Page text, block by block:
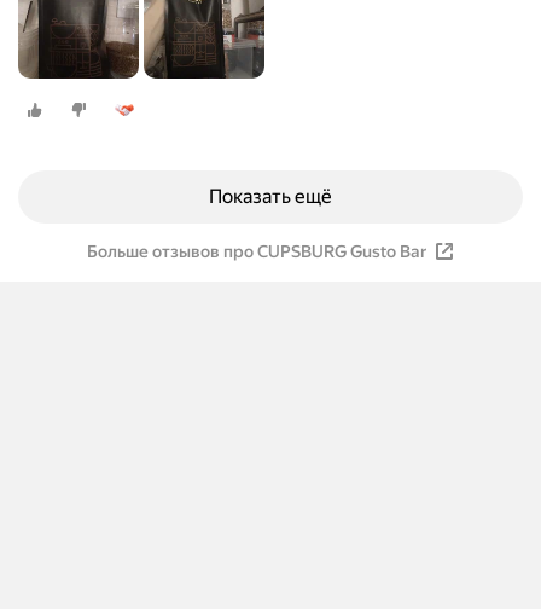
Показать ещё
Больше отзывов про CUPSBURG Gusto Bar